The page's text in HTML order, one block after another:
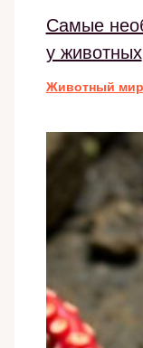
Самые
у животных
Животный мир